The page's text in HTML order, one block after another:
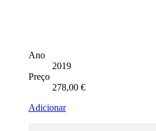
Ano
2019
Preço
278,00 €
Adicionar